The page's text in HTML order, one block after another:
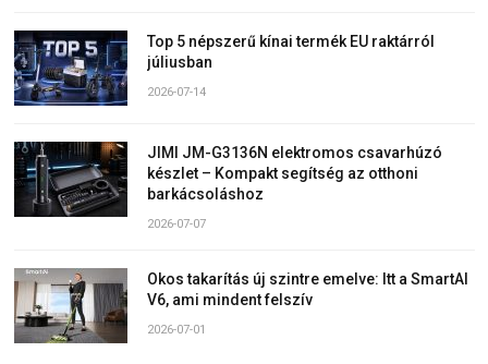
Top 5 népszerű kínai termék EU raktárról
júliusban
2026-07-14
JIMI JM-G3136N elektromos csavarhúzó
készlet – Kompakt segítség az otthoni
barkácsoláshoz
2026-07-07
Okos takarítás új szintre emelve: Itt a SmartAI
V6, ami mindent felszív
2026-07-01